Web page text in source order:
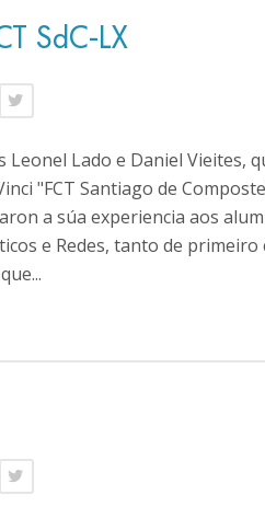
SdC-LX
Leonel Lado e Daniel Vieites,
"FCT Santiago de
a súa experiencia aos
e Redes, tanto de primeiro